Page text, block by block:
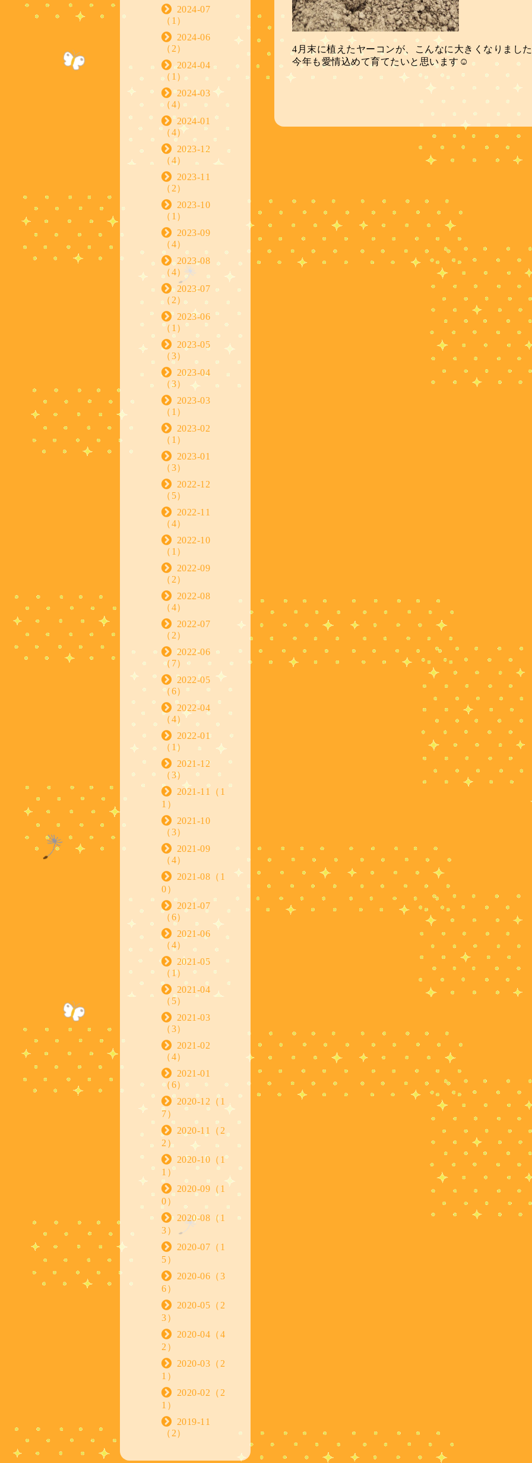
4月末に植えたヤーコンが、こんなに大きくなりまし
今年も愛情込めて育てたいと思います☺
2024-07
（1）
2024-06
（2）
2024-04
（1）
2024-03
（4）
2024-01
（4）
2023-12
（4）
2023-11
（2）
2023-10
（1）
2023-09
（4）
2023-08
（4）
2023-07
（2）
2023-06
（1）
2023-05
（3）
2023-04
（3）
2023-03
（1）
2023-02
（1）
2023-01
（3）
2022-12
（5）
2022-11
（4）
2022-10
（1）
2022-09
（2）
2022-08
（4）
2022-07
（2）
2022-06
（7）
2022-05
（6）
2022-04
（4）
2022-01
（1）
2021-12
（3）
2021-11（1
1）
2021-10
（3）
2021-09
（4）
2021-08（1
0）
2021-07
（6）
2021-06
（4）
2021-05
（1）
2021-04
（5）
2021-03
（3）
2021-02
（4）
2021-01
（6）
2020-12（1
7）
2020-11（2
2）
2020-10（1
1）
2020-09（1
0）
2020-08（1
3）
2020-07（1
5）
2020-06（3
6）
2020-05（2
3）
2020-04（4
2）
2020-03（2
1）
2020-02（2
1）
2019-11
（2）